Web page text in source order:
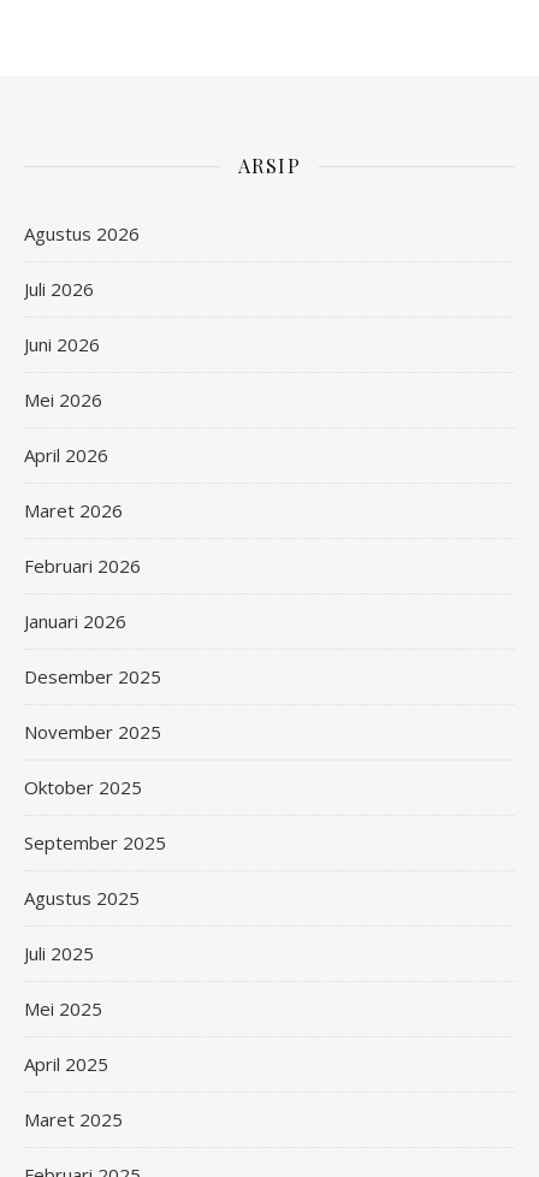
ARSIP
Agustus 2026
Juli 2026
Juni 2026
Mei 2026
April 2026
Maret 2026
Februari 2026
Januari 2026
Desember 2025
November 2025
Oktober 2025
September 2025
Agustus 2025
Juli 2025
Mei 2025
April 2025
Maret 2025